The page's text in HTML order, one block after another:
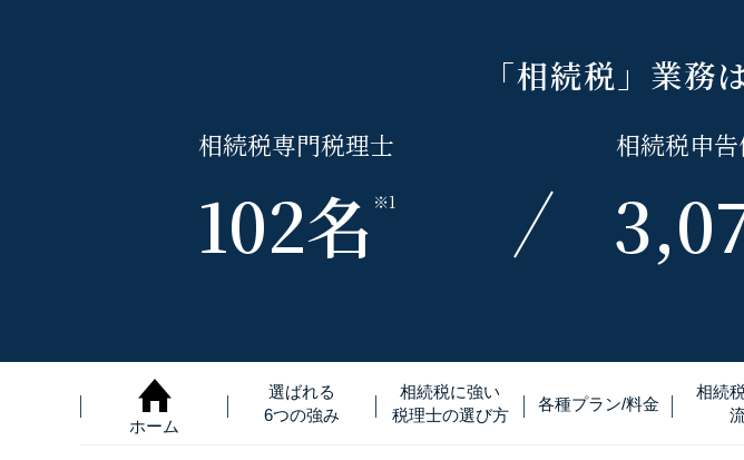
「相続税」業務
相続税専門税理士
102名 ※1
相続税申
ホーム
選ばれる
6つの強み
相続税に強い
税理士の選び方
各種プラン/料金
相続